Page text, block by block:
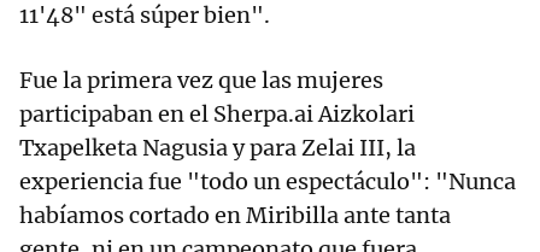
11'48" está súper bien".
Fue la primera vez que las mujeres
participaban en el Sherpa.ai Aizkolari
Txapelketa Nagusia y para Zelai III, la
experiencia fue "todo un espectáculo": "Nunca
habíamos cortado en Miribilla ante tanta